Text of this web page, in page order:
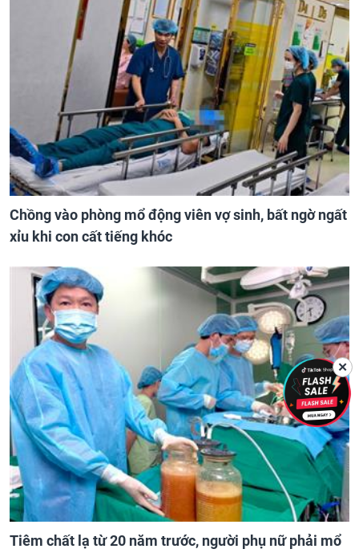
Chồng vào phòng mổ động viên vợ sinh, bất ngờ ngất
xỉu khi con cất tiếng khóc
Tiêm chất lạ từ 20 năm trước, người phụ nữ phải mổ
✕